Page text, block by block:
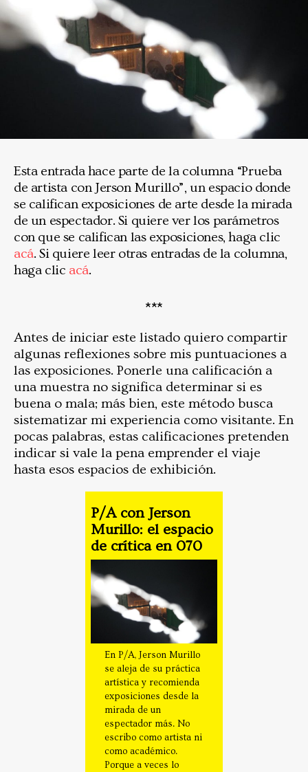
Esta entrada hace parte de la columna “Prueba
de artista con Jerson Murillo”, un espacio donde
se califican exposiciones de arte desde la mirada
de un espectador. Si quiere ver los parámetros
con que se califican las exposiciones, haga clic
acá. Si quiere leer otras entradas de la columna,
haga clic acá.
***
Antes de iniciar este listado quiero compartir
algunas reflexiones sobre mis puntuaciones a
las exposiciones. Ponerle una calificación a
una muestra no significa determinar si es
buena o mala; más bien, este método busca
sistematizar mi experiencia como visitante. En
pocas palabras, estas calificaciones pretenden
indicar si vale la pena emprender el viaje
hasta esos espacios de exhibición.
P/A con Jerson
Murillo: el espacio
de crítica en 070
En P/A, Jerson Murillo
se aleja de su práctica
artística y recomienda
exposiciones desde la
mirada de un
espectador más. No
escribo como artista ni
como académico.
Porque a veces lo